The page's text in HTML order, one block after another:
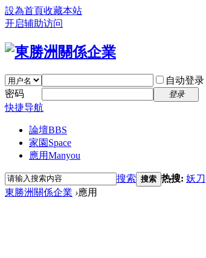
設為首頁收藏本站
开启辅助访问
自动登录
密码
登录
快捷导航
論壇BBS
家園 Space
應用Manyou
搜索 搜索 热搜: 妖刀
東勝洲關係企業 ›應用